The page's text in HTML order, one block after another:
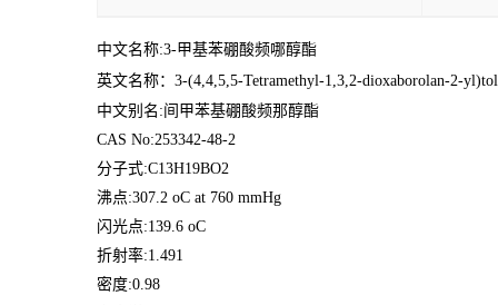
中文名称:3-甲基苯硼酸频哪醇酯
英文名称： 3-(4,4,5,5-Tetramethyl-1,3,2-dioxaborolan-2-
中文别名:间甲苯基硼酸频那醇酯
CAS No:253342-48-2
分子式:C13H19BO2
沸点:307.2 oC at 760 mmHg
闪光点:139.6 oC
折射率:1.491
密度:0.98